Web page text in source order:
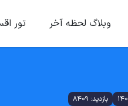
وبلاگ لحظه آخر تور
بازدید: 8409